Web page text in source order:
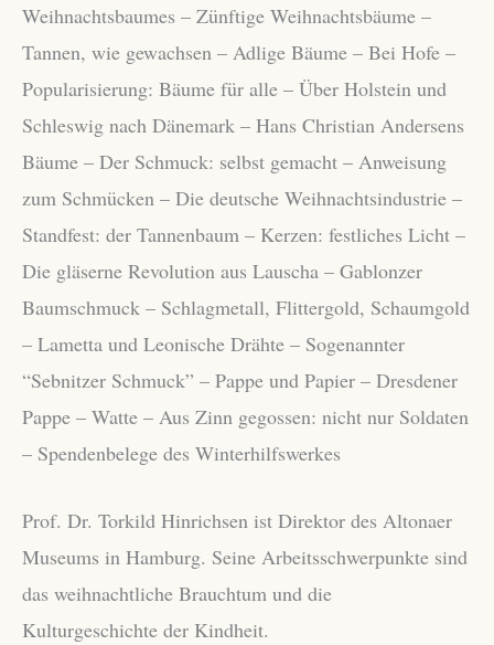
Weihnachtsbaumes – Zünftige Weihnachtsbäume –
Tannen, wie gewachsen – Adlige Bäume – Bei Hofe –
Popularisierung: Bäume für alle – Über Holstein und
Schleswig nach Dänemark – Hans Christian Andersens
Bäume – Der Schmuck: selbst gemacht – Anweisung
zum Schmücken – Die deutsche Weihnachtsindustrie –
Standfest: der Tannenbaum – Kerzen: festliches Licht –
Die gläserne Revolution aus Lauscha – Gablonzer
Baumschmuck – Schlagmetall, Flittergold, Schaumgold
– Lametta und Leonische Drähte – Sogenannter
“Sebnitzer Schmuck” – Pappe und Papier – Dresdener
Pappe – Watte – Aus Zinn gegossen: nicht nur Soldaten
– Spendenbelege des Winterhilfswerkes
Prof. Dr. Torkild Hinrichsen ist Direktor des Altonaer
Museums in Hamburg. Seine Arbeitsschwerpunkte sind
das weihnachtliche Brauchtum und die
Kulturgeschichte der Kindheit.